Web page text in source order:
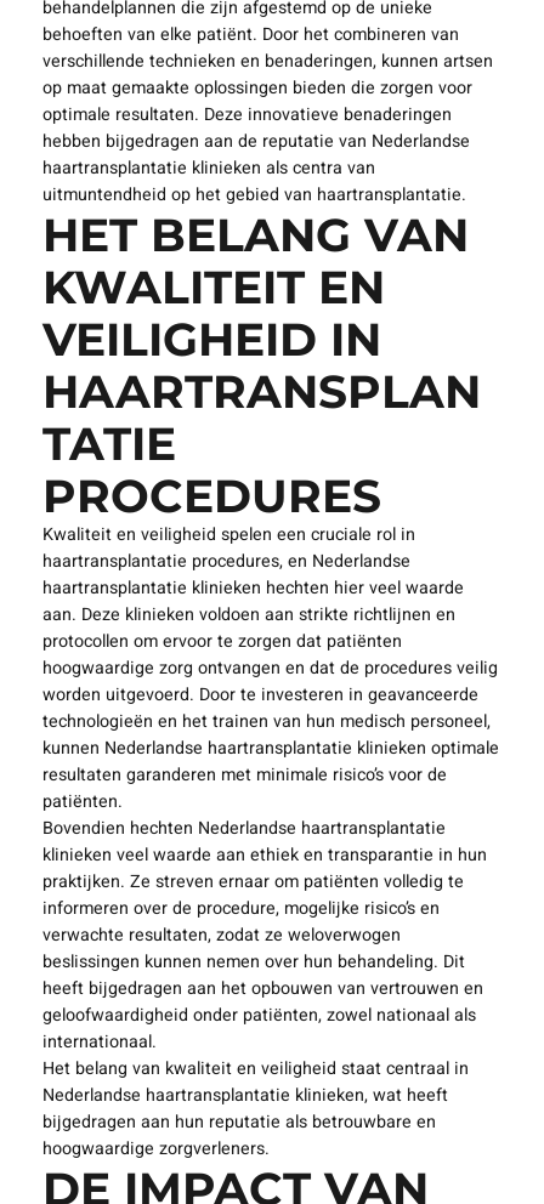
behandelplannen die zijn afgestemd op de unieke
behoeften van elke patiënt. Door het combineren van
verschillende technieken en benaderingen, kunnen artsen
op maat gemaakte oplossingen bieden die zorgen voor
optimale resultaten. Deze innovatieve benaderingen
hebben bijgedragen aan de reputatie van Nederlandse
haartransplantatie klinieken als centra van
uitmuntendheid op het gebied van haartransplantatie.
HET BELANG VAN
KWALITEIT EN
VEILIGHEID IN
HAARTRANSPLAN
TATIE
PROCEDURES
Kwaliteit en veiligheid spelen een cruciale rol in
haartransplantatie procedures, en Nederlandse
haartransplantatie klinieken hechten hier veel waarde
aan. Deze klinieken voldoen aan strikte richtlijnen en
protocollen om ervoor te zorgen dat patiënten
hoogwaardige zorg ontvangen en dat de procedures veilig
worden uitgevoerd. Door te investeren in geavanceerde
technologieën en het trainen van hun medisch personeel,
kunnen Nederlandse haartransplantatie klinieken optimale
resultaten garanderen met minimale risico’s voor de
patiënten.
Bovendien hechten Nederlandse haartransplantatie
klinieken veel waarde aan ethiek en transparantie in hun
praktijken. Ze streven ernaar om patiënten volledig te
informeren over de procedure, mogelijke risico’s en
verwachte resultaten, zodat ze weloverwogen
beslissingen kunnen nemen over hun behandeling. Dit
heeft bijgedragen aan het opbouwen van vertrouwen en
geloofwaardigheid onder patiënten, zowel nationaal als
internationaal.
Het belang van kwaliteit en veiligheid staat centraal in
Nederlandse haartransplantatie klinieken, wat heeft
bijgedragen aan hun reputatie als betrouwbare en
hoogwaardige zorgverleners.
DE IMPACT VAN